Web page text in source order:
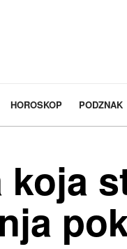
HOROSKOP PODZNAK
koja